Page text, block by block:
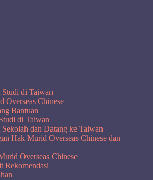
Studi di Taiwan
Overseas Chinese
Bantuan
di Taiwan
dan Datang ke Taiwan
Hak Murid Overseas Chinese dan
Overseas Chinese
Rekomendasi